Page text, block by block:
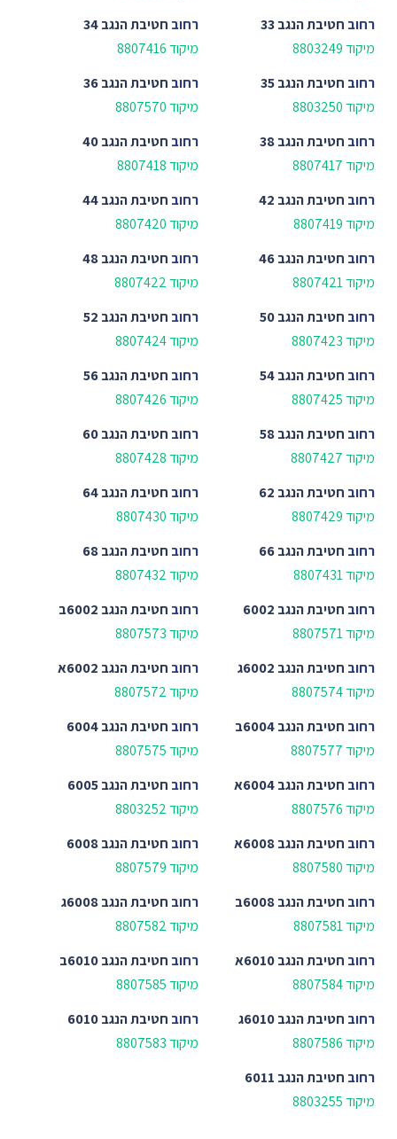
רחוב חטיבת הנגב 33
מיקוד 8803249
רחוב חטיבת הנגב 34
מיקוד 8807416
רחוב חטיבת הנגב 35
מיקוד 8803250
רחוב חטיבת הנגב 36
מיקוד 8807570
רחוב חטיבת הנגב 38
מיקוד 8807417
רחוב חטיבת הנגב 40
מיקוד 8807418
רחוב חטיבת הנגב 42
מיקוד 8807419
רחוב חטיבת הנגב 44
מיקוד 8807420
רחוב חטיבת הנגב 46
מיקוד 8807421
רחוב חטיבת הנגב 48
מיקוד 8807422
רחוב חטיבת הנגב 50
מיקוד 8807423
רחוב חטיבת הנגב 52
מיקוד 8807424
רחוב חטיבת הנגב 54
מיקוד 8807425
רחוב חטיבת הנגב 56
מיקוד 8807426
רחוב חטיבת הנגב 58
מיקוד 8807427
רחוב חטיבת הנגב 60
מיקוד 8807428
רחוב חטיבת הנגב 62
מיקוד 8807429
רחוב חטיבת הנגב 64
מיקוד 8807430
רחוב חטיבת הנגב 66
מיקוד 8807431
רחוב חטיבת הנגב 68
מיקוד 8807432
רחוב חטיבת הנגב 6002
מיקוד 8807571
רחוב חטיבת הנגב 6002ב
מיקוד 8807573
רחוב חטיבת הנגב 6002ג
מיקוד 8807574
רחוב חטיבת הנגב 6002א
מיקוד 8807572
רחוב חטיבת הנגב 6004ב
מיקוד 8807577
רחוב חטיבת הנגב 6004
מיקוד 8807575
רחוב חטיבת הנגב 6004א
מיקוד 8807576
רחוב חטיבת הנגב 6005
מיקוד 8803252
רחוב חטיבת הנגב 6008א
מיקוד 8807580
רחוב חטיבת הנגב 6008
מיקוד 8807579
רחוב חטיבת הנגב 6008ב
מיקוד 8807581
רחוב חטיבת הנגב 6008ג
מיקוד 8807582
רחוב חטיבת הנגב 6010א
מיקוד 8807584
רחוב חטיבת הנגב 6010ב
מיקוד 8807585
רחוב חטיבת הנגב 6010ג
מיקוד 8807586
רחוב חטיבת הנגב 6010
מיקוד 8807583
רחוב חטיבת הנגב 6011
מיקוד 8803255